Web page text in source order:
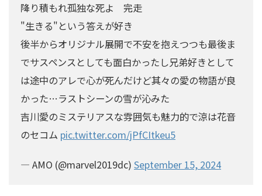
降り積もれ孤独な死よ 完走
"生きる"という答えが好き
後半からオリジナル展開で不安を抱えつつも最後ま
でサスペンスとしても面白かったし兄弟好きとして
は途中のアレで心が死んだけど其々の愛の物語が良
かった…ラストシーンの雪が沁みた
吉川愛のミステリアスな雰囲気も魅力的で涼は花音
のセコム pic.twitter.com/jPfCItkeu5
— AMO (@marvel2019dc) September 15, 2024